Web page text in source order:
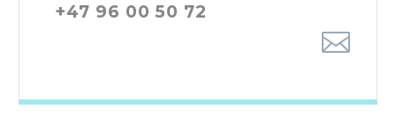
+47 96 00 50 72